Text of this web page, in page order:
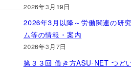
2026年3月19日
2026年3月以降～労働関連の研
ム等の情報・案内
2026年3月7日
第３３回 働き方ASU-NET つど